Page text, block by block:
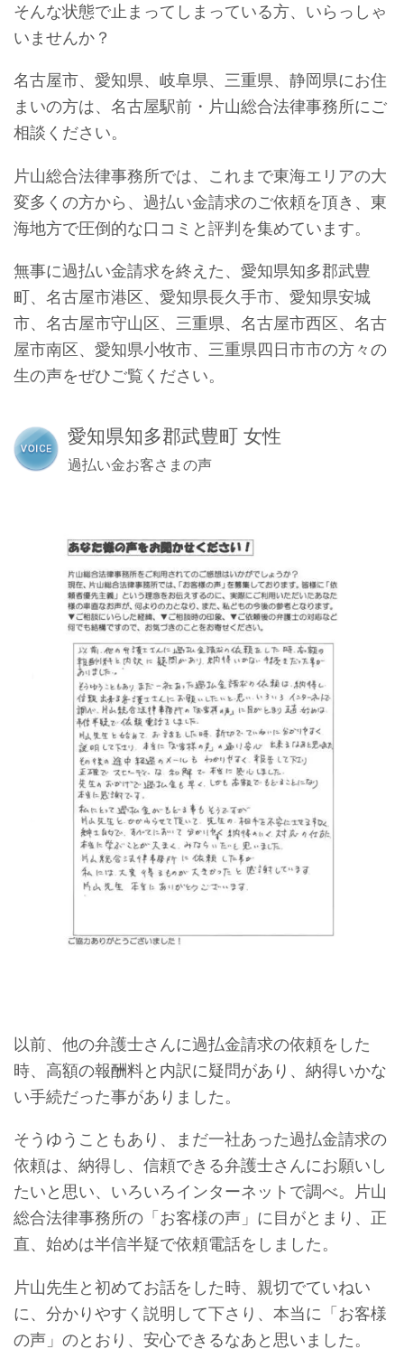
そんな状態で止まってしまっている方、いらっしゃ
いませんか？
名古屋市、愛知県、岐阜県、三重県、静岡県にお住
まいの方は、名古屋駅前・片山総合法律事務所にご
相談ください。
片山総合法律事務所では、これまで東海エリアの大
変多くの方から、過払い金請求のご依頼を頂き、東
海地方で圧倒的な口コミと評判を集めています。
無事に過払い金請求を終えた、愛知県知多郡武豊
町、名古屋市港区、愛知県長久手市、愛知県安城
市、名古屋市守山区、三重県、名古屋市西区、名古
屋市南区、愛知県小牧市、三重県四日市市の方々の
生の声をぜひご覧ください。
愛知県知多郡武豊町 女性
過払い金お客さまの声
以前、他の弁護士さんに過払金請求の依頼をした
時、高額の報酬料と内訳に疑問があり、納得いかな
い手続だった事がありました。
そうゆうこともあり、まだ一社あった過払金請求の
依頼は、納得し、信頼できる弁護士さんにお願いし
たいと思い、いろいろインターネットで調べ。片山
総合法律事務所の「お客様の声」に目がとまり、正
直、始めは半信半疑で依頼電話をしました。
片山先生と初めてお話をした時、親切でていねい
に、分かりやすく説明して下さり、本当に「お客様
の声」のとおり、安心できるなあと思いました。